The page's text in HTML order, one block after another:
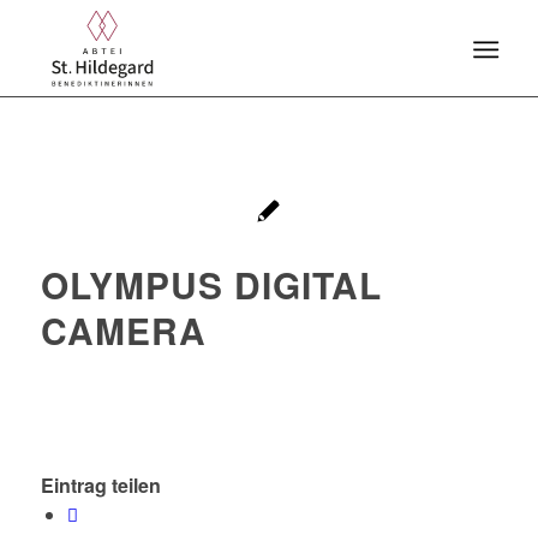
OLYMPUS DIGITAL
CAMERA
Eintrag teilen